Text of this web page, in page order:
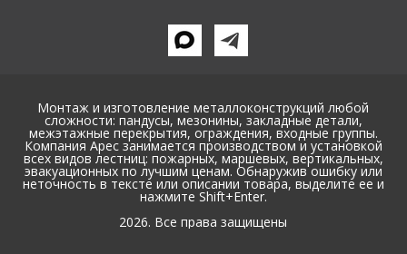
Монтаж и изготовление металлоконструкций любой
сложности: пандусы, мезонины, закладные детали,
межэтажные перекрытия, ограждения, входные группы.
Компания Арес занимается производством и установкой
всех видов лестниц: пожарных, маршевых, вертикальных,
эвакуационных по лучшим ценам. Обнаружив ошибку или
неточность в тексте или описании товара, выделите ее и
нажмите Shift+Enter.
2026. Все права защищены